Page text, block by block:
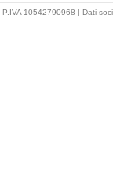
10542790968 | Dati